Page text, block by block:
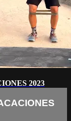
2023